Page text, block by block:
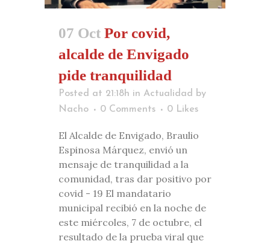
07 Oct Por covid,
alcalde de Envigado
pide tranquilidad
Posted at 21:18h in Actualidad
by
Nacho
0 Comments 0 Likes
El Alcalde de Envigado, Braulio
Espinosa Márquez, envió un
mensaje de tranquilidad a la
comunidad, tras dar positivo por
covid - 19 El mandatario
municipal recibió en la noche de
este miércoles, 7 de octubre, el
resultado de la prueba viral que